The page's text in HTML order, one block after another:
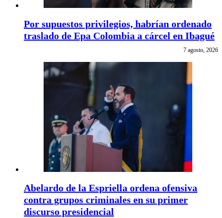
Por supuestos privilegios, habrían ordenado
traslado de Epa Colombia a cárcel en Ibagué
7 agosto, 2026
Abelardo de la Espriella ordena ofensiva
contra grupos criminales en su primer
discurso presidencial